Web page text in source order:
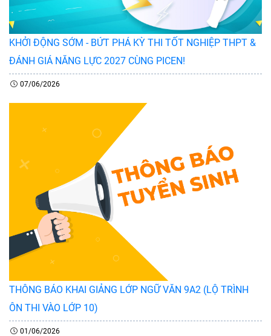
KHỞI ĐỘNG SỚM - BỨT PHÁ KỲ THI TỐT NGHIỆP THPT &
ĐÁNH GIÁ NĂNG LỰC 2027 CÙNG PICEN!
07/06/2026
THÔNG BÁO KHAI GIẢNG LỚP NGỮ VĂN 9A2 (LỘ TRÌNH
ÔN THI VÀO LỚP 10)
01/06/2026